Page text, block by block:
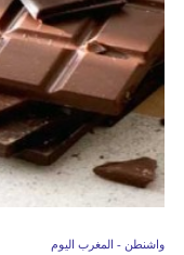
واشنطن - المغرب اليوم